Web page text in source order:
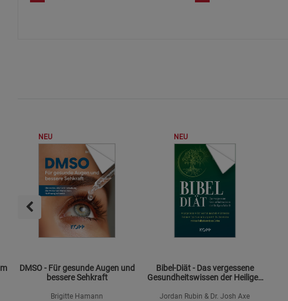
NEU
DMSO - Für gesunde Augen und
bessere Sehkraft
Brigitte Hamann
NEU
Bibel-Diät - Das vergessene
Gesundheitswissen der Heiligen
Jordan Rubin & Dr. Josh Axe